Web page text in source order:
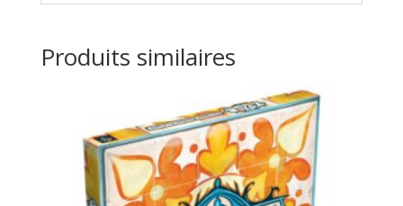
Produits similaires